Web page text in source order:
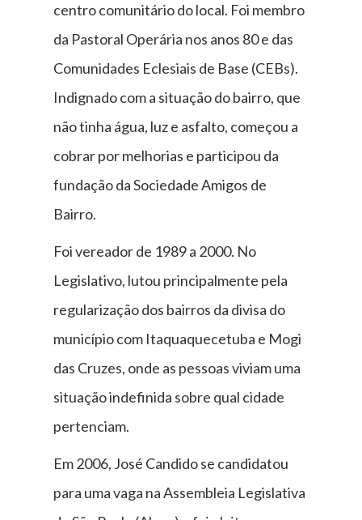
centro comunitário do local. Foi membro
da Pastoral Operária nos anos 80 e das
Comunidades Eclesiais de Base (CEBs).
Indignado com a situação do bairro, que
não tinha água, luz e asfalto, começou a
cobrar por melhorias e participou da
fundação da Sociedade Amigos de
Bairro.
Foi vereador de 1989 a 2000. No
Legislativo, lutou principalmente pela
regularização dos bairros da divisa do
município com Itaquaquecetuba e Mogi
das Cruzes, onde as pessoas viviam uma
situação indefinida sobre qual cidade
pertenciam.
Em 2006, José Candido se candidatou
para uma vaga na Assembleia Legislativa